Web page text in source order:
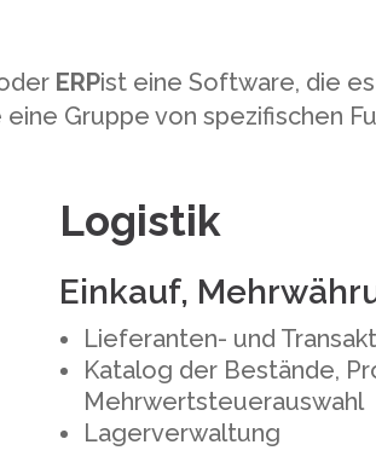
ERPist eine Software, die
Gruppe von spezifischen
Logistik
Einkauf,
Lieferanten- und
Katalog der Bestände,
Mehrwertsteuerauswahl
Lagerverwaltung